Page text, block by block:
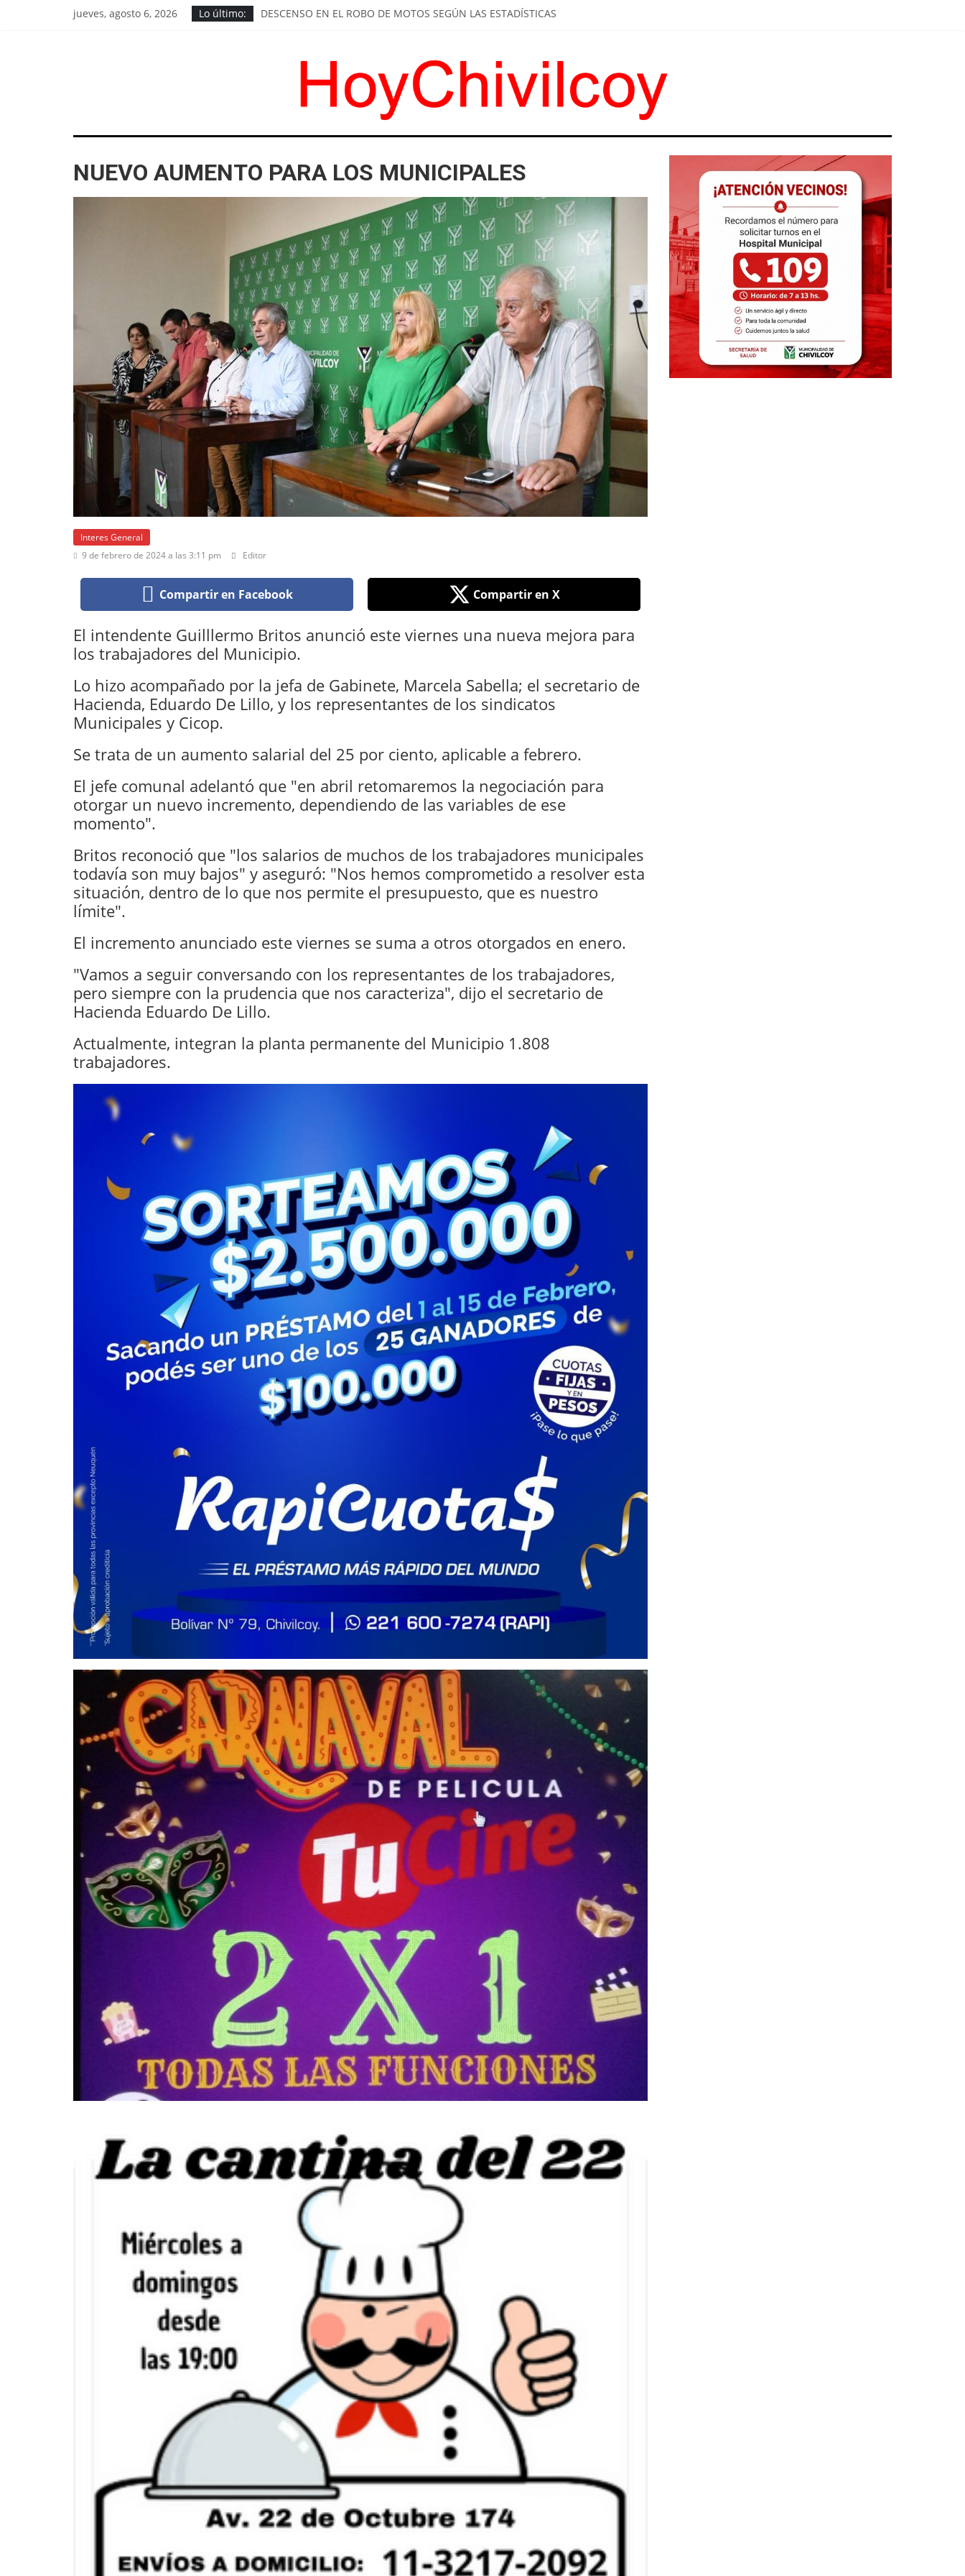
jueves, agosto 6, 2026 Lo último:
DESCENSO EN EL ROBO DE MOTOS SEGÚN LAS ESTADÍSTICAS
SE HACEN GESTIONES PARA LA FINALIZACIÓN DE VIVIENDAS ANUNCIÓ EDUARDO ALONSO
DEMARCACIÓN VIAL EN EL ACCESO ALFONSÍN
HoyChivilcoy
Noticias
de
NUEVO AUMENTO PARA LOS MUNICIPALES
Interes General
9 de febrero de 2024 a las 3:11 pm
Editor
Compartir en Facebook Compartir en X
El intendente Guilllermo Britos anunció este viernes una nueva mejora para
los trabajadores del Municipio.
Lo hizo acompañado por la jefa de Gabinete, Marcela Sabella; el secretario de
Hacienda, Eduardo De Lillo, y los representantes de los sindicatos
Municipales y Cicop.
Se trata de un aumento salarial del 25 por ciento, aplicable a febrero.
El jefe comunal adelantó que "en abril retomaremos la negociación para
otorgar un nuevo incremento, dependiendo de las variables de ese
momento".
Britos reconoció que "los salarios de muchos de los trabajadores municipales
todavía son muy bajos" y aseguró: "Nos hemos comprometido a resolver esta
situación, dentro de lo que nos permite el presupuesto, que es nuestro
límite".
El incremento anunciado este viernes se suma a otros otorgados en enero.
"Vamos a seguir conversando con los representantes de los trabajadores,
pero siempre con la prudencia que nos caracteriza", dijo el secretario de
Hacienda Eduardo De Lillo.
Actualmente, integran la planta permanente del Municipio 1.808
trabajadores.